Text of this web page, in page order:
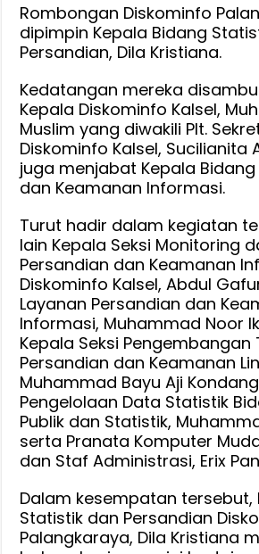
Rombongan Diskominfo
dipimpin Kepala Bidang
Persandian, Dila Kristiana.
Kedatangan mereka
Kepala Diskominfo Kalsel,
Muslim yang diwakili Plt.
Diskominfo Kalsel, Sucilianita
juga menjabat Kepala
dan Keamanan Informasi.
Turut hadir dalam kegiatan
lain Kepala Seksi Monitoring
Persandian dan Keamanan
Diskominfo Kalsel, Abdul
Layanan Persandian dan
Informasi, Muhammad Noor
Kepala Seksi Pengembangan
Persandian dan Keamanan
Muhammad Bayu Aji
Pengelolaan Data Statistik
Publik dan Statistik,
serta Pranata Komputer
dan Staf Administrasi, Erix
Dalam kesempatan tersebut,
Statistik dan Persandian
Palangkaraya, Dila Kristiana